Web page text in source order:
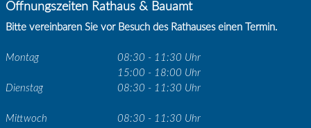
Öffnungszeiten Rathaus & Bauamt
Bitte vereinbaren Sie vor Besuch des Rathauses einen Termin.
Montag
08:30 - 11:30 Uhr
15:00 - 18:00 Uhr
Dienstag
08:30 - 11:30 Uhr
Mittwoch 08:30 - 11:30 Uhr